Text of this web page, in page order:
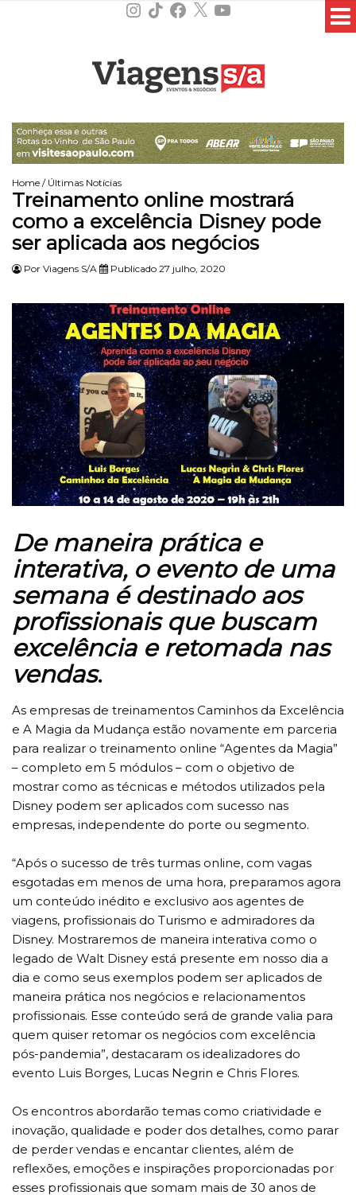
Instagram
TikTokFacebook
X YouTube
Home / Últimas Notícias
Treinamento online mostrará
como a excelência Disney pode
ser aplicada aos negócios
Por Viagens S/A Publicado 27 julho, 2020
De maneira prática e
interativa, o evento de uma
semana é destinado aos
profissionais que buscam
excelência e retomada nas
vendas.
As empresas de treinamentos Caminhos da Excelência
e A Magia da Mudança estão novamente em parceria
para realizar o treinamento online “Agentes da Magia”
– completo em 5 módulos – com o objetivo de
mostrar como as técnicas e métodos utilizados pela
Disney podem ser aplicados com sucesso nas
empresas, independente do porte ou segmento.
“Após o sucesso de três turmas online, com vagas
esgotadas em menos de uma hora, preparamos agora
um conteúdo inédito e exclusivo aos agentes de
viagens, profissionais do Turismo e admiradores da
Disney. Mostraremos de maneira interativa como o
legado de Walt Disney está presente em nosso dia a
dia e como seus exemplos podem ser aplicados de
maneira prática nos negócios e relacionamentos
profissionais. Esse conteúdo será de grande valia para
quem quiser retomar os negócios com excelência
pós-pandemia”, destacaram os idealizadores do
evento Luis Borges, Lucas Negrin e Chris Flores.
Os encontros abordarão temas como criatividade e
inovação, qualidade e poder dos detalhes, como parar
de perder vendas e encantar clientes, além de
reflexões, emoções e inspirações proporcionadas por
esses profissionais que somam mais de 30 anos de